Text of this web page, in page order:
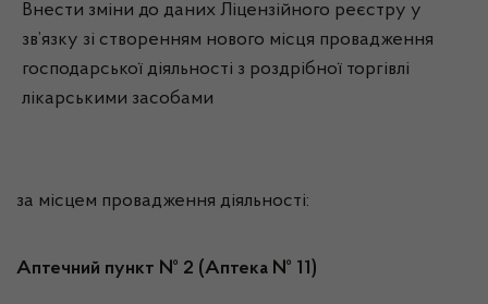
Внести зміни до даних Ліцензійного реєстру у
зв’язку зі створенням нового місця провадження
господарської діяльності з роздрібної торгівлі
лікарськими засобами
за місцем провадження діяльності:
Аптечний пункт № 2 (Аптека № 11)